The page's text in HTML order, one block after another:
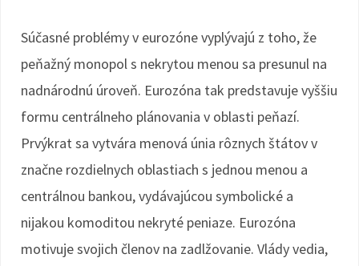
Súčasné problémy v eurozóne vyplývajú z toho, že
peňažný monopol s nekrytou menou sa presunul na
nadnárodnú úroveň. Eurozóna tak predstavuje vyššiu
formu centrálneho plánovania v oblasti peňazí.
Prvýkrat sa vytvára menová únia rôznych štátov v
značne rozdielnych oblastiach s jednou menou a
centrálnou bankou, vydávajúcou symbolické a
nijakou komoditou nekryté peniaze. Eurozóna
motivuje svojich členov na zadlžovanie. Vlády vedia,